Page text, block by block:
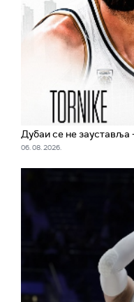
Дубаи се не зауставља
06. 08. 2026.